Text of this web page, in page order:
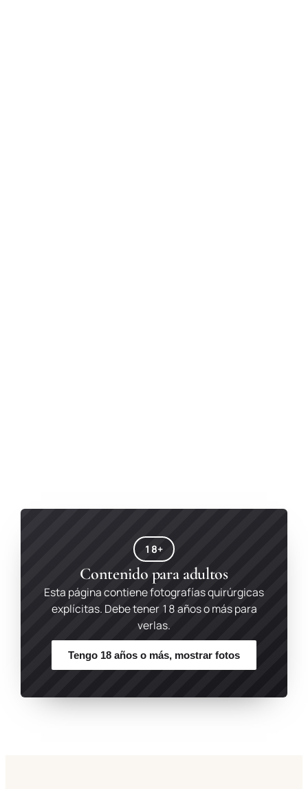
18+
Contenido para adultos
Esta página contiene fotografías quirúrgicas
explícitas. Debe tener 18 años o más para
verlas.
Tengo 18 años o más, mostrar fotos